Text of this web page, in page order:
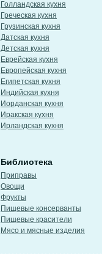
Голландская кухня
Греческая кухня
Грузинская кухня
Датская кухня
Детская кухня
Еврейская кухня
Европейская кухня
Египетская кухня
Индийская кухня
Иорданская кухня
Иракская кухня
Ирландская кухня
Библиотека
Приправы
Овощи
Фрукты
Пищевые консерванты
Пищевые красители
Мясо и мясные изделия